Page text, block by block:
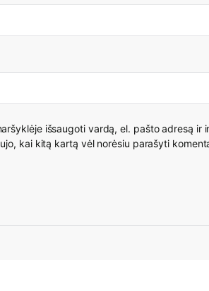
išsaugoti vardą, el. pašto adresą ir
kai kitą kartą vėl norėsiu parašyti